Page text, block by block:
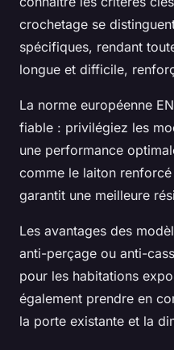
crochetage se
spécifiques, rendant
longue et difficile,
La norme européenne
fiable : privilégiez les
une performance
comme le laiton
garantit une meilleure
Les avantages des
anti-perçage ou anti-
pour les habitations
également prendre en
la porte existante et la